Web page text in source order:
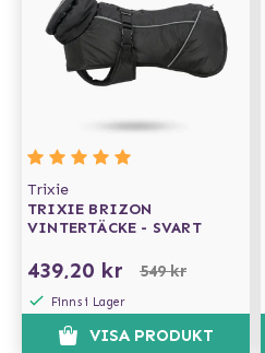
Trixie
TRIXIE BRIZON
VINTERTÄCKE - SVART
439,20 kr 549 kr
Finns i Lager
VISA PRODUKT